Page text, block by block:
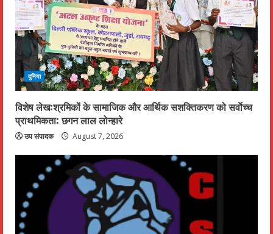
दुनिया
विशेष लेख:श्रमिकों के सामाजिक और आर्थिक सशक्तिकरण को सर्वाेच्च
प्राथमिकता: छगन लाल लोन्हारे
उप संपादक August 7, 2026